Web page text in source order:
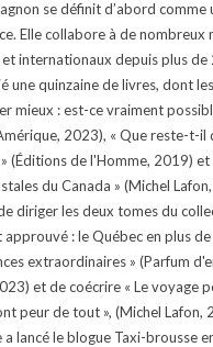
se définit d’abord comme
Elle collabore à de nombreux
internationaux depuis plus de
une quinzaine de livres, dont
mieux : est-ce vraiment
2023), « Que reste-t-il
(Éditions de l'Homme, 2019)
du Canada » (Michel
diriger les deux tomes du
approuvé : le Québec en plus
extraordinaires » (Parfum
et de coécrire « Le voyage
peur de tout », (Michel Lafon,
a lancé le blogue Taxi-brousse